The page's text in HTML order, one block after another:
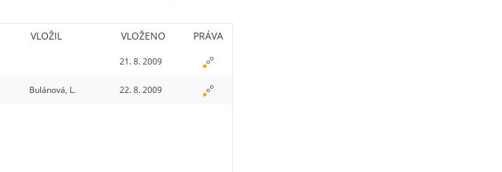
VLOŽIL VLOŽENO PRÁVA
21. 8. 2009
Bulánová, L. 22. 8. 2009